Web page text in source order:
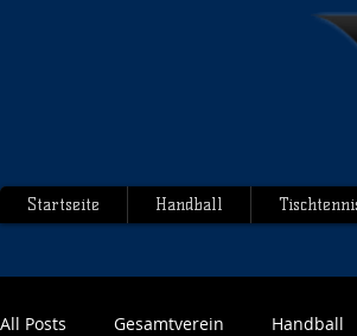
Startseite Handball
All Posts Gesamtverein Handball